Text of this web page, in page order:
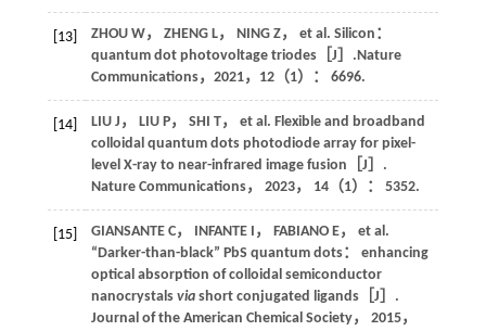
[13] ZHOU W， ZHENG L， NING Z， et al. Silicon：
quantum dot photovoltage triodes［J］.Nature
Communications， 2021， 12（1）： 6696.
[14] LIU J ， LIU P， SHI T， et al. Flexible and broadband
colloidal quantum dots photodiode array for pixel-
level X-ray to near-infrared image fusion［J］.
Nature Communications， 2023， 14（1）： 5352.
[15] GIANSANTE C， INFANTE I ， FABIANO E， et al.
“Darker-than-black” PbS quantum dots： enhancing
optical absorption of colloidal semiconductor
nanocrystals viashort conjugated ligands［J］.
Journal of the American Chemical Society， 2015，